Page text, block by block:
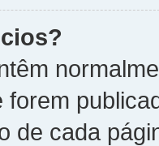
forem
de cada